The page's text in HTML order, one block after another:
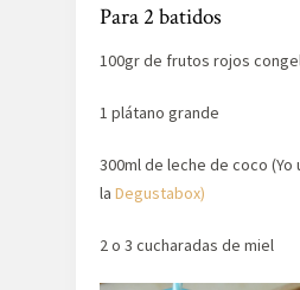
Para 2 batidos
100gr de frutos rojos
1 plátano grande
300ml de leche de coco (Yo
la Degustabox)
2 o 3 cucharadas de miel